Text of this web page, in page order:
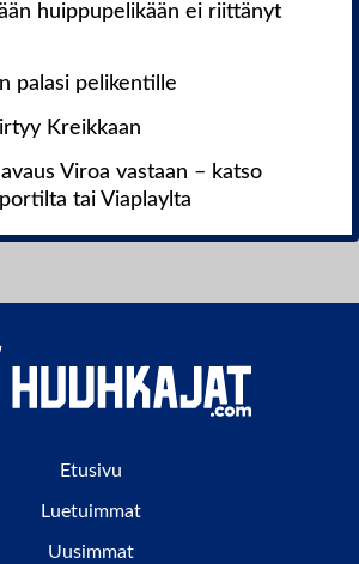
huippupelikään ei riittänyt
palasi pelikentille
Kreikkaan
Viroa vastaan – katso
tai Viaplaylta
Etusivu
Luetuimmat
Uusimmat